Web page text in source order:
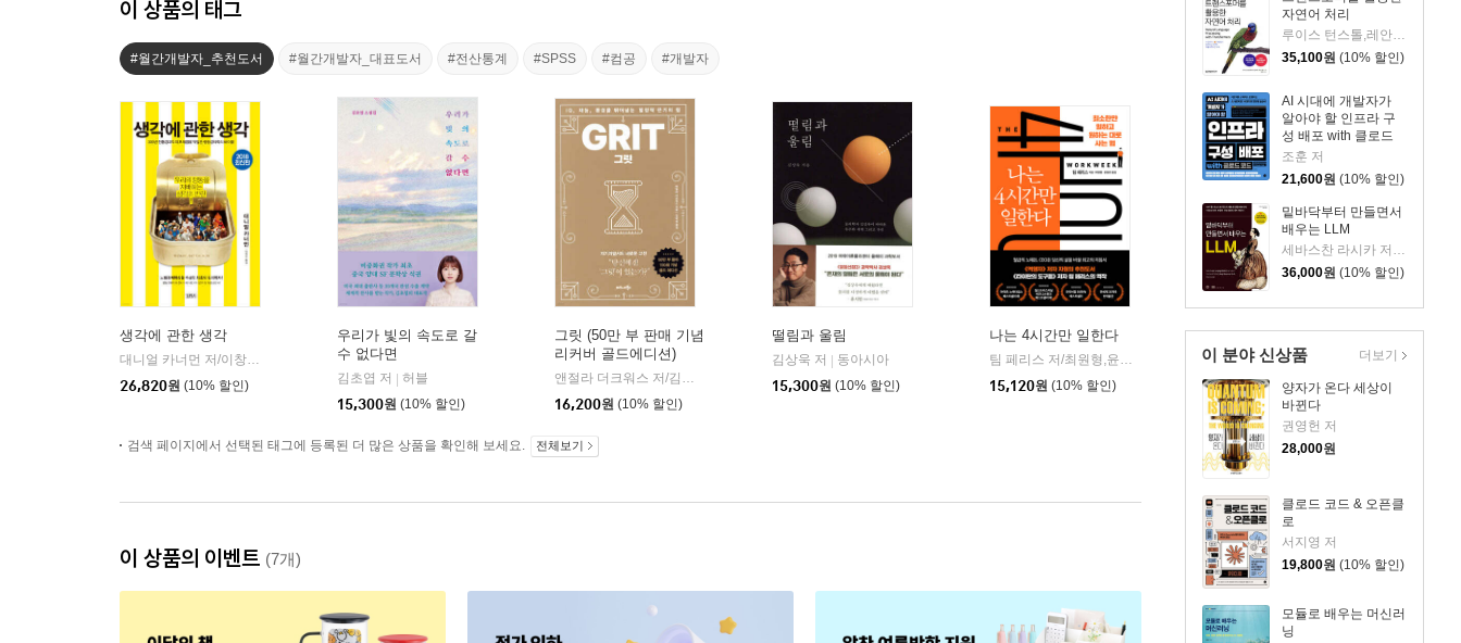
자연어 처리
루이스 턴스톨,레안드로 폰 베라,토마스 울프 공저/박해선 역
35,100원 (10% 할인)
AI 시대에 개발자가
알아야 할 인프라 구
성 배포 with 클로드
코드
조훈 저
21,600원 (10% 할인)
밑바닥부터 만들면서
배우는 LLM
세바스찬 라시카 저/박해선 역
36,000원 (10% 할인)
이 분야 신상품
양자가 온다 세상이
바뀐다
권영헌 저
28,000원
클로드 코드 & 오픈클
로
서지영 저
19,800원 (10% 할인)
모듈로 배우는 머신러
닝
더보기
이 상품의 태그
#월간개발자_추천도서 #월간개발자_대표도서 #전산통계 #SPSS #컴공 #개발자
생각에 관한 생각
대니얼 카너먼 저/이창신 역
26,820원 (10% 할인)
우리가 빛의 속도로 갈
수 없다면
김초엽 저
허블
15,300원 (10% 할인)
그릿 (50만 부 판매 기념
리커버 골드에디션)
앤절라 더크워스 저/김미정 역
비즈니스북스
16,200원 (10% 할인)
떨림과 울림
김상욱 저
동아시아
15,300원 (10% 할인)
나는 4시간만 일한다
팀 페리스 저/최원형,윤동준 공역
다른상상
15,120원 (10% 할인)
검색 페이지에서 선택된 태그에 등록된 더 많은 상품을 확인해 보세요. 전체보기
이 상품의 이벤트 (7개)